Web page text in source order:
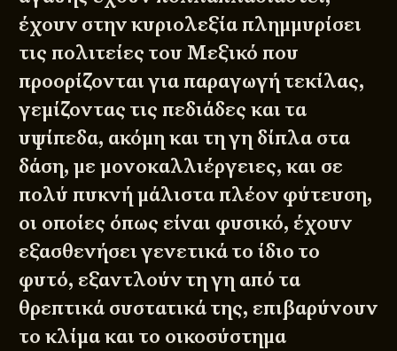
έχουν στην κυριολεξία πλημμυρίσει
τις πολιτείες του Μεξικό που
προορίζονται για παραγωγή τεκίλας,
γεμίζοντας τις πεδιάδες και τα
υψίπεδα, ακόμη και τη γη δίπλα στα
δάση, με μονοκαλλιέργειες, και σε
πολύ πυκνή μάλιστα πλέον φύτευση,
οι οποίες όπως είναι φυσικό, έχουν
εξασθενήσει γενετικά το ίδιο το
φυτό, εξαντλούν τη γη από τα
θρεπτικά συστατικά της, επιβαρύνουν
το κλίμα και το οικοσύστημα